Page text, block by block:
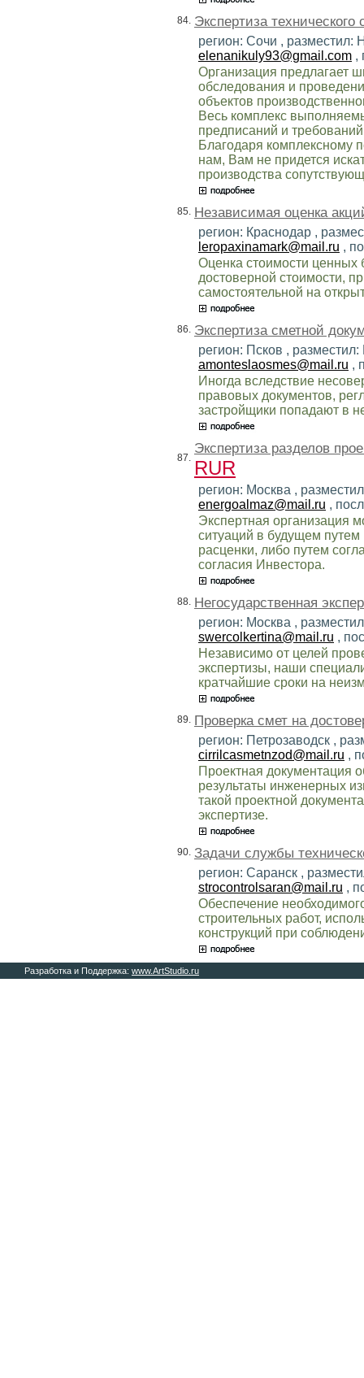
84. Экспертиза
регион: Сочи , разместил:
elenanikuly93@gmail.com ,
Организация предлагает
обследования и
объектов
Весь комплекс
предписаний и
Благодаря комплексному
нам, Вам не придется
производства
85. Независимая оценка
регион: Краснодар ,
leropaxinamark@mail.ru ,
Оценка стоимости ценных
достоверной стоимости,
самостоятельной на
86. Экспертиза сметной
регион: Псков ,
amonteslaosmes@mail.ru ,
Иногда вследствие
правовых документов,
застройщики попадают в
87.
Экспертиза разделов
RUR
регион: Москва ,
energoalmaz@mail.ru ,
Экспертная организация
ситуаций в будущем
расценки, либо путем
согласия Инвестора.
88. Негосударственная
регион: Москва ,
swercolkertina@mail.ru ,
Независимо от целей
экспертизы, наши
кратчайшие сроки на
89. Проверка смет на
регион: Петрозаводск ,
cirrilcasmetnzod@mail.ru ,
Проектная документация
результаты инженерных
такой проектной
экспертизе.
90. Задачи службы
регион: Саранск ,
strocontrolsaran@mail.ru ,
Обеспечение
строительных работ,
конструкций при
Разработка и Поддержка: www.ArtStudio.ru